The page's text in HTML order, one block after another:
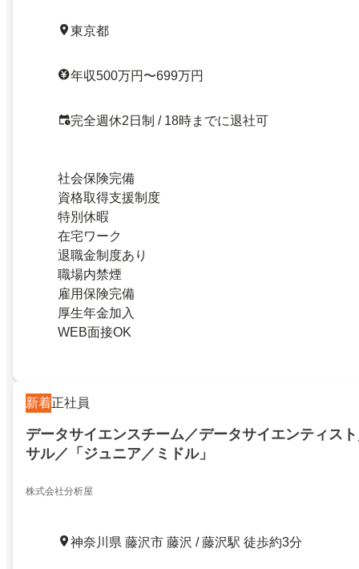
東京都
年収500万円〜699万円
完全週休2日制 / 18時までに退社可
社会保険完備
資格取得支援制度
特別休暇
在宅ワーク
退職金制度あり
職場内禁煙
雇用保険完備
厚生年金加入
WEB面接OK
新着正社員
データサイエンスチーム／データサイエンティス
サル／「ジュニア／ミドル」
株式会社分析屋
神奈川県 藤沢市 藤沢 / 藤沢駅 徒歩約3分